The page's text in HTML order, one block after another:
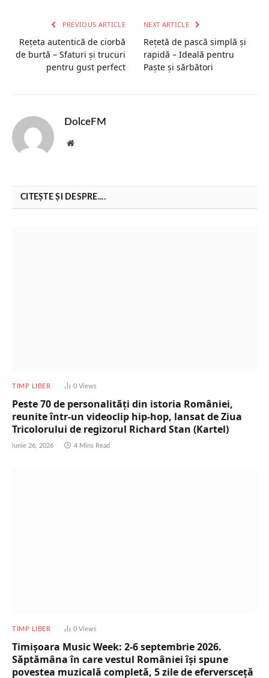
PREVIOUS ARTICLE
Rețeta autentică de ciorbă
de burtă – Sfaturi și trucuri
pentru gust perfect
NEXT ARTICLE
Rețetă de pască simplă și
rapidă – Ideală pentru
Paște și sărbători
DolceFM
Website
CITEȘTE ȘI DESPRE....
TIMP LIBER 0 Views
Peste 70 de personalități din istoria României,
reunite într-un videoclip hip-hop, lansat de Ziua
Tricolorului de regizorul Richard Stan (Kartel)
iunie 26, 2026 4 Mins Read
TIMP LIBER 0 Views
Timișoara Music Week: 2-6 septembrie 2026.
Săptămâna în care vestul României își spune
povestea muzicală completă, 5 zile de eferversceță